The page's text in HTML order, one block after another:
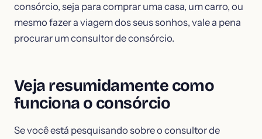
consórcio, seja para comprar uma casa, um carro, ou
mesmo fazer a viagem dos seus sonhos, vale a pena
procurar um consultor de consórcio.
Veja resumidamente como
funciona o consórcio
Se você está pesquisando sobre o consultor de